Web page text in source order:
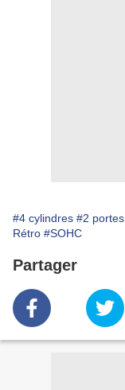
#4 cylindres #2 portes
Rétro #SOHC
Partager